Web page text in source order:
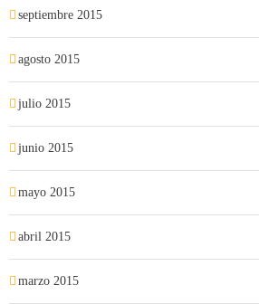
septiembre 2015
agosto 2015
julio 2015
junio 2015
mayo 2015
abril 2015
marzo 2015